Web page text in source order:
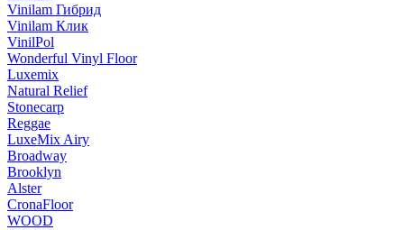
Vinilam Гибрид
Vinilam Клик
VinilPol
Wonderful Vinyl Floor
Luxemix
Natural Relief
Stonecarp
Reggae
LuxeMix Airy
Broadway
Brooklyn
Alster
CronaFloor
WOOD